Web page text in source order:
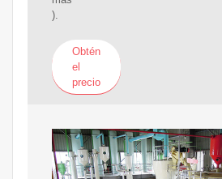
).
Obtén
el
precio